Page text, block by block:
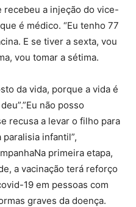
recebeu a injeção do vice-
é médico. “Eu tenho 77
E se tiver a sexta, vou
vou tomar a sétima.
da vida, porque a vida é
não posso
recusa a levar o filho para
infantil”,
primeira etapa,
a vacinação terá reforço
19 em pessoas com
graves da doença.